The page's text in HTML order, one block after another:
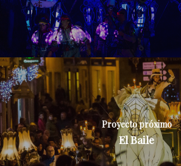
Proyecto próximo
El Baile